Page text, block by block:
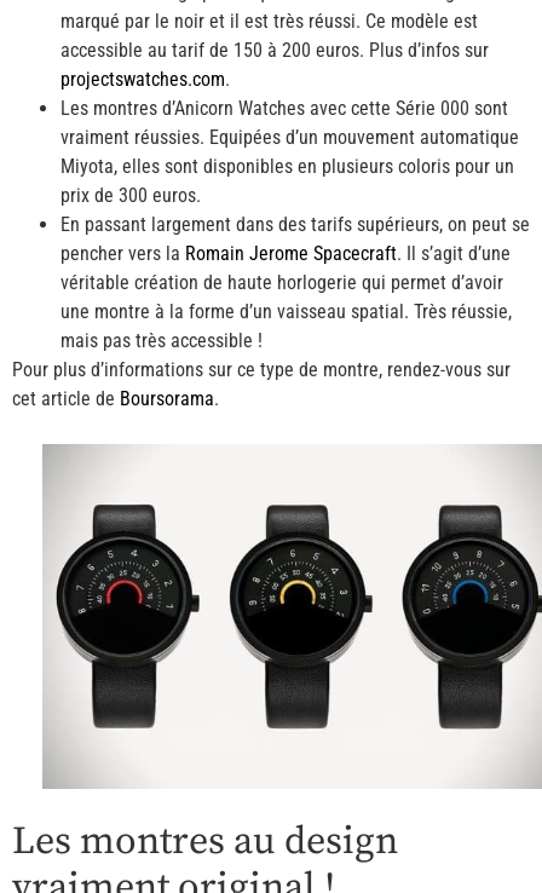
marqué par le noir et il est très réussi. Ce modèle est
accessible au tarif de 150 à 200 euros. Plus d’infos sur
projectswatches.com.
Les montres d’Anicorn Watches avec cette Série 000 sont
vraiment réussies. Equipées d’un mouvement automatique
Miyota, elles sont disponibles en plusieurs coloris pour un
prix de 300 euros.
En passant largement dans des tarifs supérieurs, on peut se
pencher vers la Romain Jerome Spacecraft. Il s’agit d’une
véritable création de haute horlogerie qui permet d’avoir
une montre à la forme d’un vaisseau spatial. Très réussie,
mais pas très accessible !
Pour plus d’informations sur ce type de montre, rendez-vous sur
cet article de Boursorama.
Les montres au design